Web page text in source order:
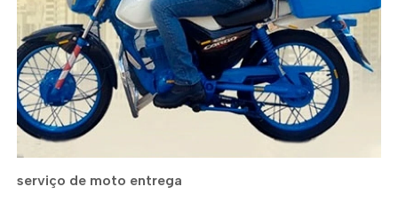
serviço de moto entrega